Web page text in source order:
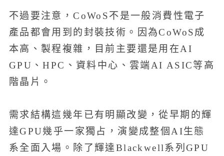
不過要注意，CoWoS不是一般消費性電子
產品都會用到的封裝技術。因為CoWoS成
本高、製程複雜，目前主要還是用在AI
GPU、HPC、資料中心、雲端AI ASIC等高
階晶片。
需求結構這幾年已有明顯改變，從早期的輝
達GPU幾乎一家獨占，演變成整個AI生態
系全面入場。除了輝達Blackwell系列GPU